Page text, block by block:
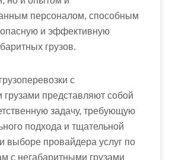
персоналом, способным
и эффективную
грузов.
с
грузами представляют собой
задачу, требующую
подхода и тщательной
выборе провайдера услуг по
с негабаритными грузами